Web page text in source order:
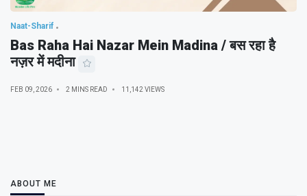
Naat-Sharif
Bas Raha Hai Nazar Mein Madina / बस रहा है
नज़र में मदीना
FEB 09, 2026 2 MINS READ 11,142 VIEWS
ABOUT ME